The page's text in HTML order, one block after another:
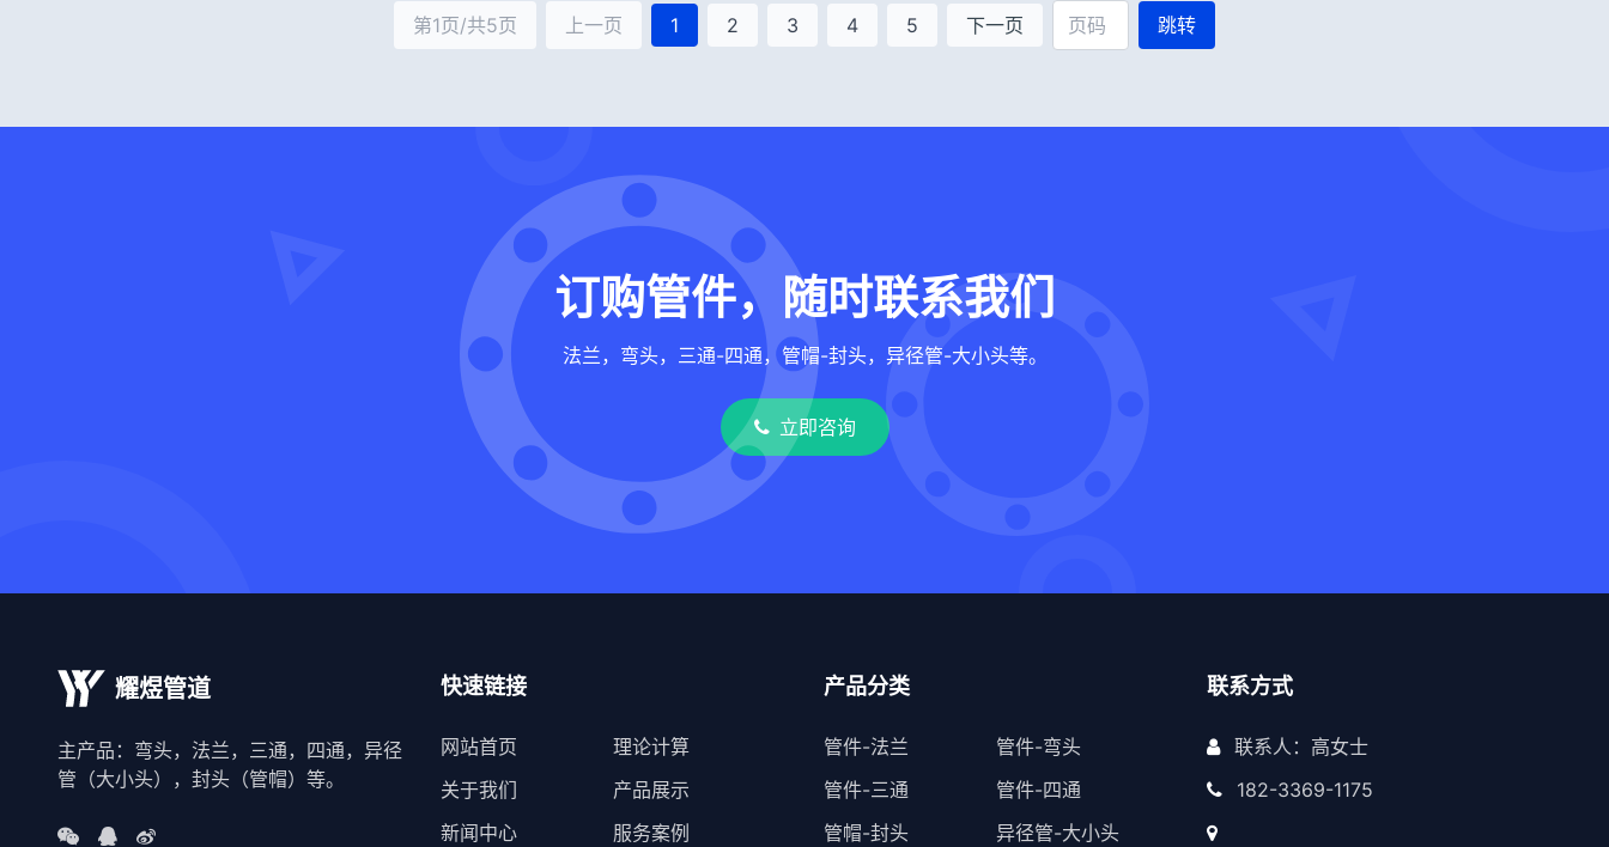
第1页/共5页 上一页 1 2 3 4 5 下一页
订购管件，随时联系我们
法兰，弯头，三通-四通，管帽-封头，异径管-大小头等。
立即咨询
耀煜管道
主产品：弯头，法兰，三通，四通，异径
管（大小头），封头（管帽）等。
快速链接
网站首页
理论计算
关于我们
产品展示
新闻中心
服务案例
产品分类
管件-法兰
管件-弯头
管件-三通
管件-四通
管帽-封头
异径管-大小头
联系方式
联系人：高女士
182-3369-1175